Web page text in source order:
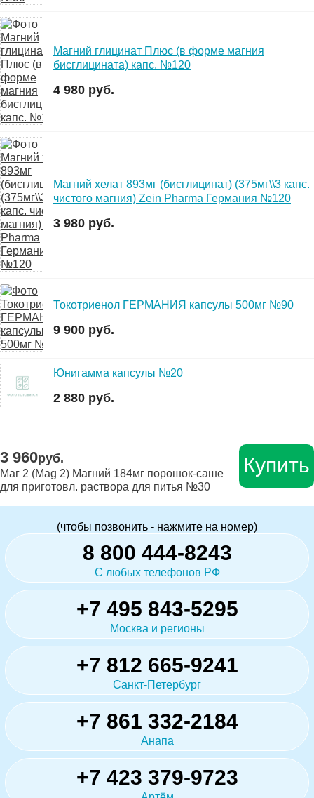
Магний глицинат Плюс (в форме магния
бисглицината) капс. №120
4 980 руб.
Магний хелат 893мг (бисглицинат) (375мг\\3 капс.
чистого магния) Zein Pharma Германия №120
3 980 руб.
Токотриенол ГЕРМАНИЯ капсулы 500мг №90
9 900 руб.
Юнигамма капсулы №20
2 880 руб.
3 960руб.
Маг 2 (Mag 2) Магний 184мг порошок-саше
для приготовл. раствора для питья №30
Купить
(чтобы позвонить - нажмите на номер)
8 800 444-8243
С любых телефонов РФ
+7 495 843-5295
Москва и регионы
+7 812 665-9241
Санкт-Петербург
+7 861 332-2184
Анапа
+7 423 379-9723